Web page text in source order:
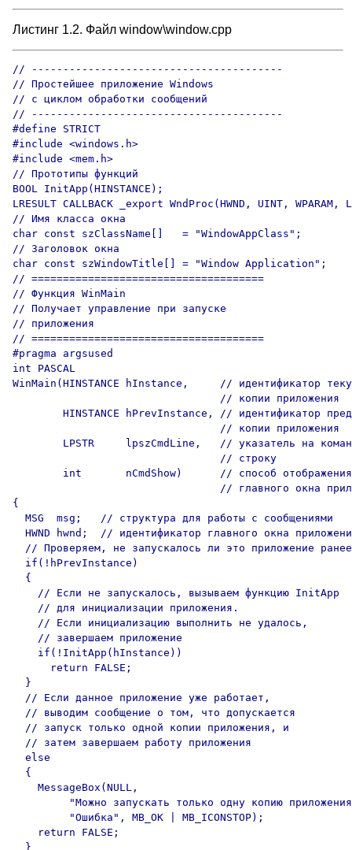
Листинг 1.2. Файл window\window.cpp
// ----------------------------------------
// Простейшее приложение Windows
// с циклом обработки сообщений
// ----------------------------------------
#define STRICT
#include <windows.h>
#include <mem.h>
// Прототипы функций
BOOL InitApp(HINSTANCE);
LRESULT CALLBACK _export WndProc(HWND, UINT, WPARAM,
// Имя класса окна
char const szClassName[]   = "WindowAppClass";
// Заголовок окна
char const szWindowTitle[] = "Window Application";
// =====================================
// Функция WinMain
// Получает управление при запуске
// приложения
// =====================================
#pragma argsused
int PASCAL
WinMain(HINSTANCE hInstance,     // идентификатор
                                 // копии приложения
HINSTANCE hPrevInstance, // идентификатор
                                 // копии приложения
LPSTR     lpszCmdLine,   // указатель на
                                 // строку
        int       nCmdShow)      // способ отображения
// главного окна
{
  MSG  msg;   // структура для работы с сообщениями
HWND hwnd;  // идентификатор главного окна
// Проверяем, не запускалось ли это приложение
  if(!hPrevInstance)
  {
    // Если не запускалось, вызываем функцию InitApp
    // для инициализации приложения.
    // Если инициализацию выполнить не удалось,
    // завершаем приложение
    if(!InitApp(hInstance))
      return FALSE;
  }
  // Если данное приложение уже работает,
  // выводим сообщение о том, что допускается
  // запуск только одной копии приложения, и
  // затем завершаем работу приложения
  else
  {
    MessageBox(NULL,
"Можно запускать только одну копию
         "Ошибка", MB_OK | MB_ICONSTOP);
    return FALSE;
  }